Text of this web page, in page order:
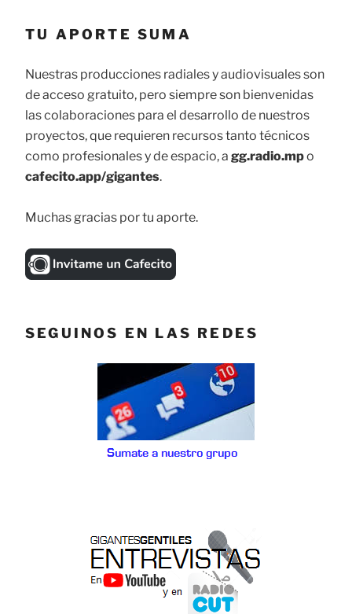
TU APORTE SUMA
Nuestras producciones radiales y audiovisuales son
de acceso gratuito, pero siempre son bienvenidas
las colaboraciones para el desarrollo de nuestros
proyectos, que requieren recursos tanto técnicos
como profesionales y de espacio, a gg.radio.mpo
cafecito.app/gigantes.
Muchas gracias por tu aporte.
SEGUINOS EN LAS REDES